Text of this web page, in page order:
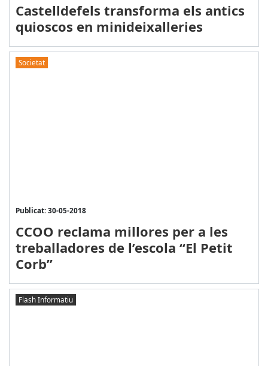
Castelldefels transforma els antics
quioscos en minideixalleries
Societat
Publicat: 30-05-2018
CCOO reclama millores per a les
treballadores de l’escola “El Petit
Corb”
Flash Informatiu